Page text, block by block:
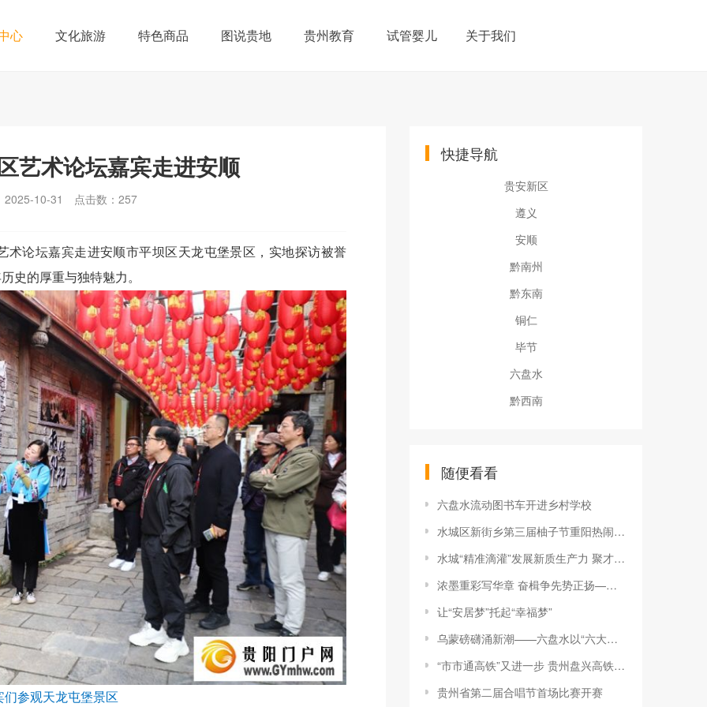
心 文化旅游 特色商品 图说贵地 贵州教育 试管婴儿 关于我们
艺术论坛嘉宾走进安顺
2025-10-31 点击数： 257
术论坛嘉宾走进安顺市平坝区天龙屯堡景区，实地探访被誉
史的厚重与独特魅力。
们参观天龙屯堡景区
快捷导航
贵安新区
遵义
安顺
黔南州
黔东南
铜仁
毕节
六盘水
黔西南
随便看看
六盘水流动图书车开进乡村学校
水城区新街乡第三届柚子节重阳热闹举行
水城“精准滴灌”发展新质生产力 聚才“强磁场”加速成型
浓墨重彩写华章 奋楫争先势正扬——普定县“十四五”时期高质量发展综述
让“安居梦”托起“幸福梦”
乌蒙磅礴涌新潮——六盘水以“六大体系”建设推动高质量发展观察
“市市通高铁”又进一步 贵州盘兴高铁全线铺轨完成
贵州省第二届合唱节首场比赛开赛